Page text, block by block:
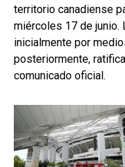
territorio canadiense
miércoles 17 de junio.
inicialmente por
posteriormente,
comunicado oficial.